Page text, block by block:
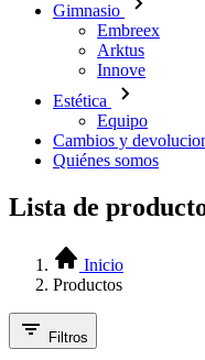
Gimnasio
Embreex
Arktus
Innove
Estética
Equipo
Cambios y
Quiénes somos
Lista de
Inicio
Productos
Filtros